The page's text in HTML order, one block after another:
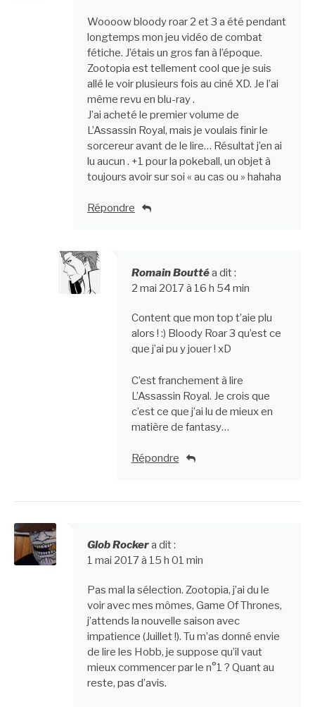
Woooow bloody roar 2 et 3 a été pendant
longtemps mon jeu vidéo de combat
fétiche. J’étais un gros fan à l’époque.
Zootopia est tellement cool que je suis
allé le voir plusieurs fois au ciné XD. Je l’ai
même revu en blu-ray .
J’ai acheté le premier volume de
L’Assassin Royal, mais je voulais finir le
sorcereur avant de le lire… Résultat j’en ai
lu aucun . +1 pour la pokeball, un objet à
toujours avoir sur soi « au cas ou » hahaha
Répondre
Romain Bouttéa dit :
2 mai 2017 à 16 h 54 min
Content que mon top t’aie plu
alors ! :) Bloody Roar 3 qu’est ce
que j’ai pu y jouer ! xD
C’est franchement à lire
L’Assassin Royal. Je crois que
c’est ce que j’ai lu de mieux en
matière de fantasy…
Répondre
Glob Rockera dit :
1 mai 2017 à 15 h 01 min
Pas mal la sélection. Zootopia, j’ai du le
voir avec mes mômes, Game Of Thrones,
j’attends la nouvelle saison avec
impatience (Juillet !). Tu m’as donné envie
de lire les Hobb, je suppose qu’il vaut
mieux commencer par le n°1 ? Quant au
reste, pas d’avis.